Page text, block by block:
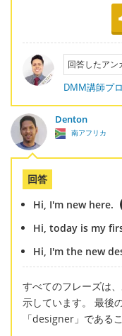
回答したアン
DMM講師プ
Denton
南アフリカ
回答
Hi, I'm new here.
Hi, today is my
Hi, I'm the new
すべてのフレーズは
示しています。 最後
「designer」である